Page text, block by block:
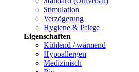
Stimulation
Verzögerung
Hygiene & Pflege
Eigenschaften
Kühlend / wärmend
Hypoallergen
Medizinisch